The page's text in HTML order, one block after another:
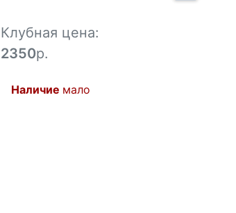
Клубная цена:
2350р.
Наличие мало